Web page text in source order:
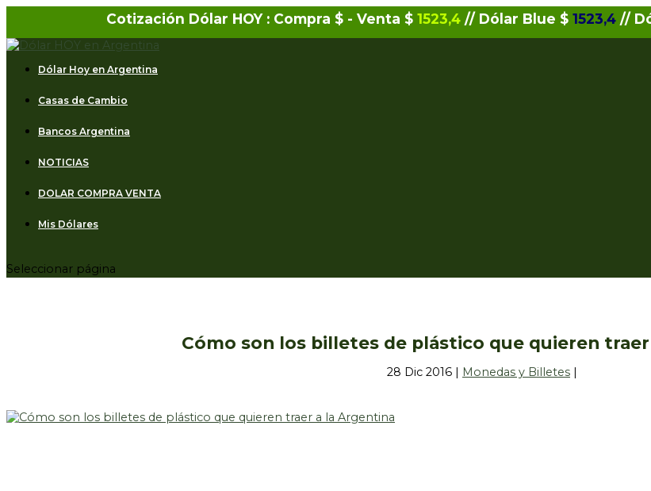
Cotización Dólar HOY : Compra $ - Venta $ 1523,4 // Dólar Blue $ 1523,4//
Dólar Hoy en Argentina
Casas de Cambio
Bancos Argentina
NOTICIAS
DOLAR COMPRA VENTA
Mis Dólares
Seleccionar página
Cómo son los billetes de plástico que quieren
28 Dic 2016 | Monedas y Billetes |